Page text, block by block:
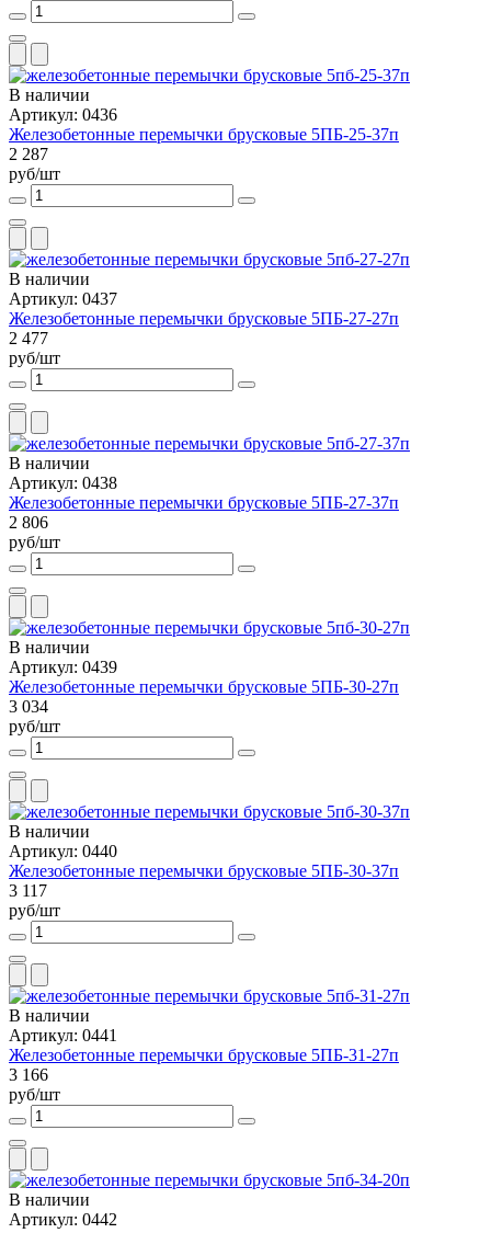
В наличии
Артикул: 0436
Железобетонные перемычки брусковые 5ПБ-25-37п
2 287
руб/шт
В наличии
Артикул: 0437
Железобетонные перемычки брусковые 5ПБ-27-27п
2 477
руб/шт
В наличии
Артикул: 0438
Железобетонные перемычки брусковые 5ПБ-27-37п
2 806
руб/шт
В наличии
Артикул: 0439
Железобетонные перемычки брусковые 5ПБ-30-27п
3 034
руб/шт
В наличии
Артикул: 0440
Железобетонные перемычки брусковые 5ПБ-30-37п
3 117
руб/шт
В наличии
Артикул: 0441
Железобетонные перемычки брусковые 5ПБ-31-27п
3 166
руб/шт
В наличии
Артикул: 0442